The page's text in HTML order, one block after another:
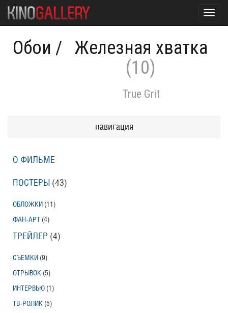
Обои /
Железная хватка
(10)
True Grit
навигация
О ФИЛЬМЕ
ПОСТЕРЫ (43)
ОБЛОЖКИ (11)
ФАН-АРТ (4)
ТРЕЙЛЕР (4)
СЪЕМКИ (9)
ОТРЫВОК (5)
ИНТЕРВЬЮ (1)
ТВ-РОЛИК (5)